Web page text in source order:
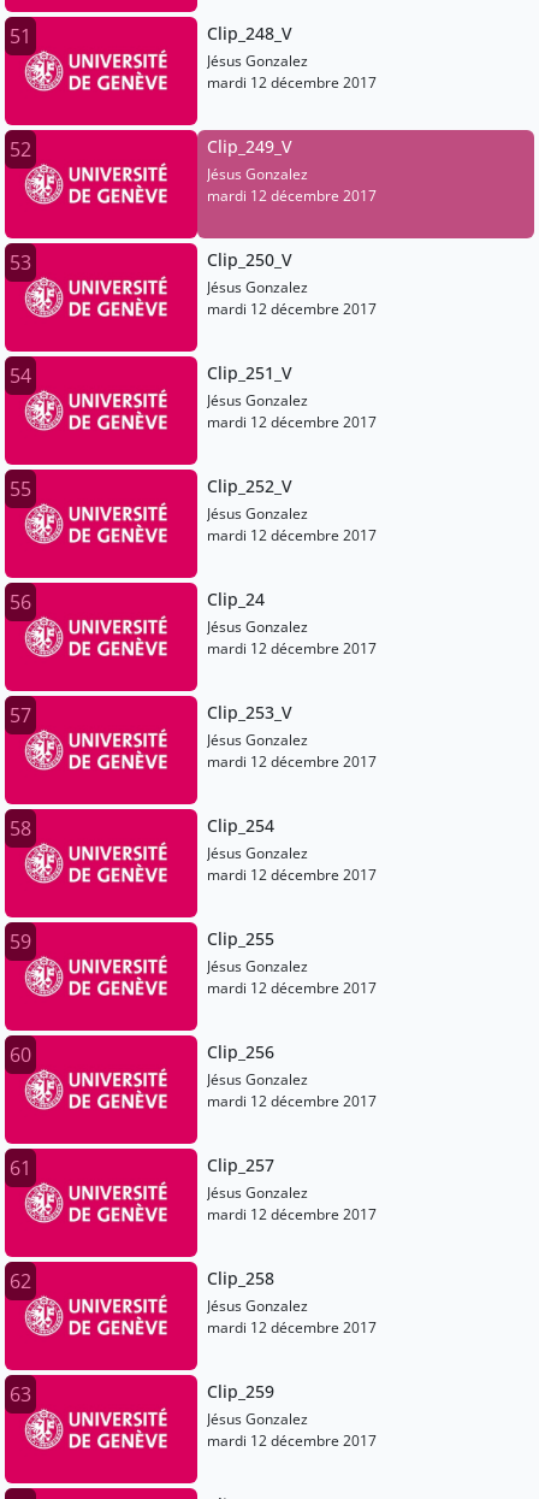
51 Clip_248_V
Jésus Gonzalez
mardi 12 décembre 2017
52 Clip_249_V
Jésus Gonzalez
mardi 12 décembre 2017
53 Clip_250_V
Jésus Gonzalez
mardi 12 décembre 2017
54 Clip_251_V
Jésus Gonzalez
mardi 12 décembre 2017
55 Clip_252_V
Jésus Gonzalez
mardi 12 décembre 2017
56 Clip_24
Jésus Gonzalez
mardi 12 décembre 2017
57 Clip_253_V
Jésus Gonzalez
mardi 12 décembre 2017
58 Clip_254
Jésus Gonzalez
mardi 12 décembre 2017
59 Clip_255
Jésus Gonzalez
mardi 12 décembre 2017
60 Clip_256
Jésus Gonzalez
mardi 12 décembre 2017
61 Clip_257
Jésus Gonzalez
mardi 12 décembre 2017
62 Clip_258
Jésus Gonzalez
mardi 12 décembre 2017
63 Clip_259
Jésus Gonzalez
mardi 12 décembre 2017